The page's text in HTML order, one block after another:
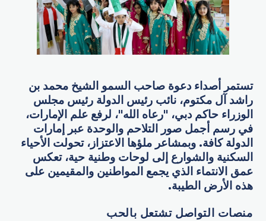
تستمر أصداء دعوة صاحب السمو الشيخ محمد بن
راشد آل مكتوم، نائب رئيس الدولة رئيس مجلس
الوزراء حاكم دبي، "رعاه الله"، لرفع علم الإمارات،
في رسم أجمل صور التلاحم والوحدة عبر إمارات
الدولة كافة. وبمشاعر ملؤها الاعتزاز، تحولت الأحياء
السكنية والشوارع إلى لوحات وطنية حية، تعكس
عمق الانتماء الذي يجمع المواطنين والمقيمين على
هذه الأرض الطيبة.
منصات التواصل تشتعل بالحب